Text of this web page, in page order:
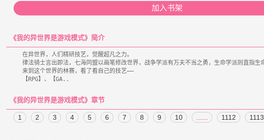
加入书架
《我的异世界是游戏模式》简介
    在异世界，人们精研技艺，觉醒超凡之力。
    律法骑士言出即法，七海同盟以画笔修改世界，战争学派有万夫不当之勇，生命学派则直指生命本源。
    来到这个世界的林赛，看了看自己的技艺——
《我的异世界是游戏模式》章节
1 2 3 4 5 6 7 8 9 10 1112 1113